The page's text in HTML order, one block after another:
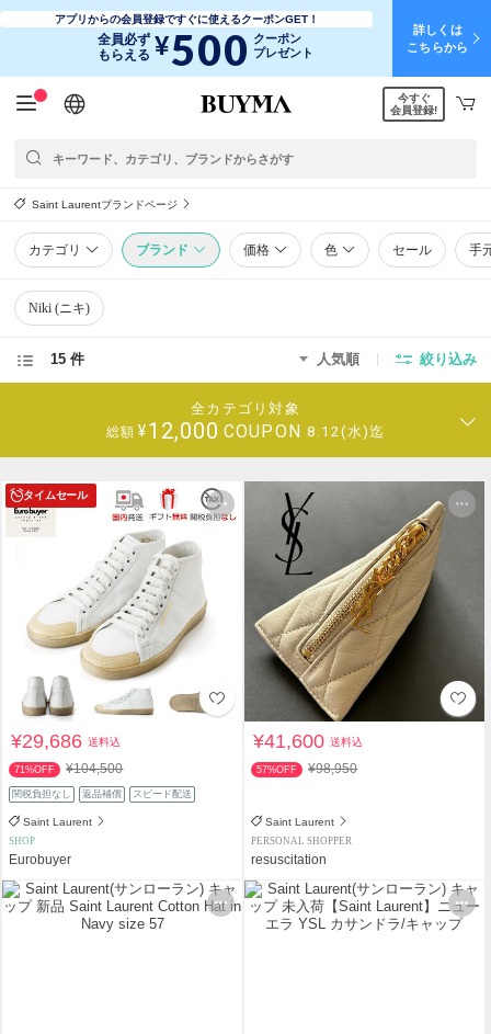
アプリからの会員登録ですぐに使えるクーポンGET！
全員必ず
もらえる ¥500 クーポン
プレゼント
詳しくは
こちらから
日本語
English
简体中文
繁體中文
今すぐ
会員登録!
Saint Laurentブランドページ
カテゴリ ブランド 価格 色 セール 手
Niki (ニキ)
15 件 人気順 絞り込み
全カテゴリ対象
総額 ¥12,000 COUPON 8.12(水)迄
タイムセール
¥29,686送料込
71%OFF ¥104,500
関税負担なし 返品補償 スピード配送
Saint Laurent
SHOP
Eurobuyer
¥41,600送料込
57%OFF ¥98,950
Saint Laurent
PERSONAL SHOPPER
resuscitation